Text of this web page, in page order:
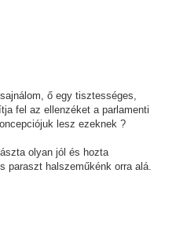
ő egy tisztességes,
fel az ellenzéket a parlamenti
lesz ezeknek ?
olyan jól és hozta
paraszt halszeműkénk orra alá.